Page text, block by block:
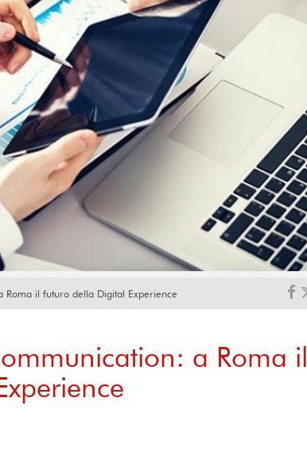
il futuro della Digital Experience
a Roma il